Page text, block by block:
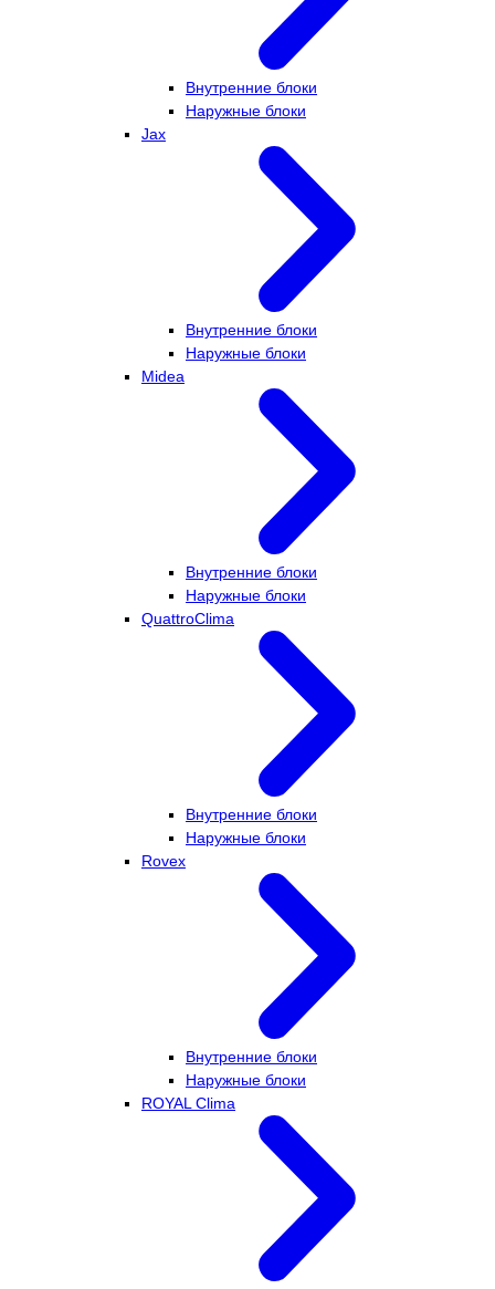
Внутренние блоки
Наружные блоки
Jax
Внутренние блоки
Наружные блоки
Midea
Внутренние блоки
Наружные блоки
QuattroClima
Внутренние блоки
Наружные блоки
Rovex
Внутренние блоки
Наружные блоки
ROYAL Clima